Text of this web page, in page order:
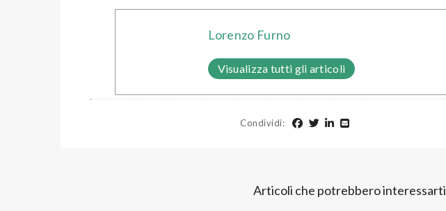
Lorenzo Furno
Visualizza tutti gli articoli
Condividi:
Articoli che potrebbero interessarti